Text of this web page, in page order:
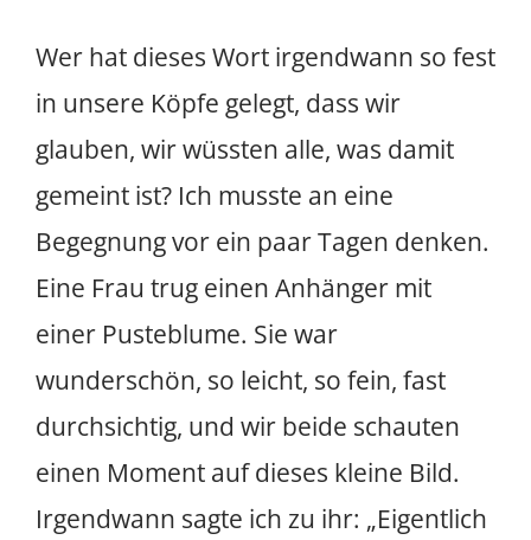
Wer hat dieses Wort irgendwann so fest
in unsere Köpfe gelegt, dass wir
glauben, wir wüssten alle, was damit
gemeint ist? Ich musste an eine
Begegnung vor ein paar Tagen denken.
Eine Frau trug einen Anhänger mit
einer Pusteblume. Sie war
wunderschön, so leicht, so fein, fast
durchsichtig, und wir beide schauten
einen Moment auf dieses kleine Bild.
Irgendwann sagte ich zu ihr: „Eigentlich